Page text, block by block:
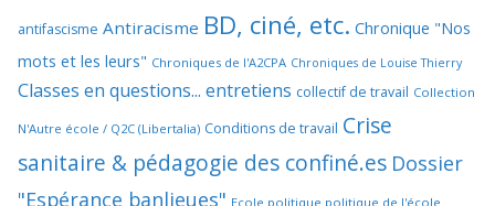
antifascisme Antiracisme BD, ciné, etc. Chronique "Nos
mots et les leurs" Chroniques de l'A2CPA Chroniques de Louise Thierry
Classes en questions... entretiens collectif de travail Collection
N'Autre école / Q2C (Libertalia) Conditions de travail Crise
sanitaire & pédagogie des confiné.es Dossier
"Espérance banlieues" Ecole politique politique de l'école